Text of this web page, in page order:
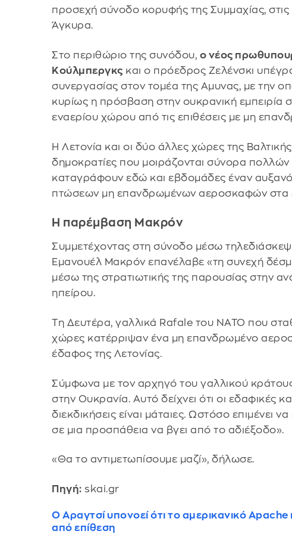
προσεχή σύνοδο κορυφής της Συμμαχίας, στις
Άγκυρα.
Στο περιθώριο της συνόδου, ο νέος
Κούλμπεργκς και ο πρόεδρος Ζελένσκι
συνεργασίας στον τομέα της Αμυνας, με την
κυρίως η πρόσβαση στην ουκρανική εμπειρία
εναερίου χώρου από τις επιθέσεις με μη
Η Λετονία και οι δύο άλλες χώρες της
δημοκρατίες που μοιράζονται σύνορα πολλών
καταγράφουν εδώ και εβδομάδες έναν
πτώσεων μη επανδρωμένων αεροσκαφών στα
Η παρέμβαση Μακρόν
Συμμετέχοντας στη σύνοδο μέσω
Εμανουέλ Μακρόν επανέλαβε «τη συνεχή
μέσω της στρατιωτικής της παρουσίας στην
ηπείρου.
Τη Δευτέρα, γαλλικά Rafale του ΝΑΤΟ που
χώρες κατέρριψαν ένα μη επανδρωμένο
έδαφος της Λετονίας.
Σύμφωνα με τον αρχηγό του γαλλικού
στην Ουκρανία. Αυτό δείχνει ότι οι εδαφικές
διεκδικήσεις είναι μάταιες. Ωστόσο επιμένει
σε μια προσπάθεια να βγει από το αδιέξοδο».
«Θα το αντιμετωπίσουμε μαζί», δήλωσε.
Πηγή: skai.gr
Ο Αραγτσί υπονοεί ότι το αμερικανικό
από επίθεση